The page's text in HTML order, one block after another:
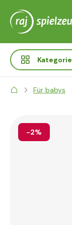
Kategorie
Für babys
-2%